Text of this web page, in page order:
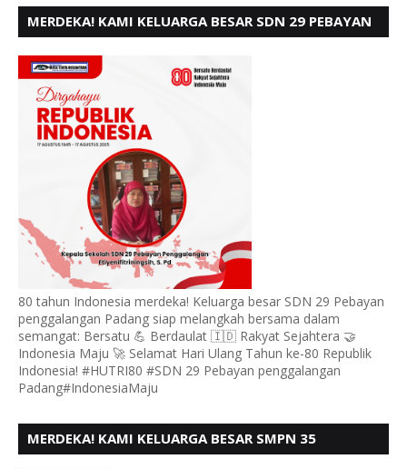
MERDEKA! KAMI KELUARGA BESAR SDN 29 PEBAYAN
KE - 80
80 tahun Indonesia merdeka! Keluarga besar SDN 29 Pebayan
penggalangan Padang siap melangkah bersama dalam
semangat: Bersatu 💪 Berdaulat 🇮🇩 Rakyat Sejahtera 🤝
Indonesia Maju 🚀 Selamat Hari Ulang Tahun ke-80 Republik
Indonesia! #HUTRI80 #SDN 29 Pebayan penggalangan
Padang#IndonesiaMaju
MERDEKA! KAMI KELUARGA BESAR SMPN 35